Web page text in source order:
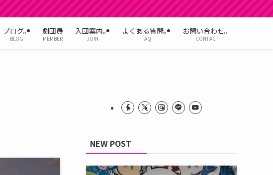
ブログ。
BLOG
劇団員
MEMBER
入団案内。
JOIN
よくある質問。
FAQ
お問い合わせ。
CONTACT
NEW POST